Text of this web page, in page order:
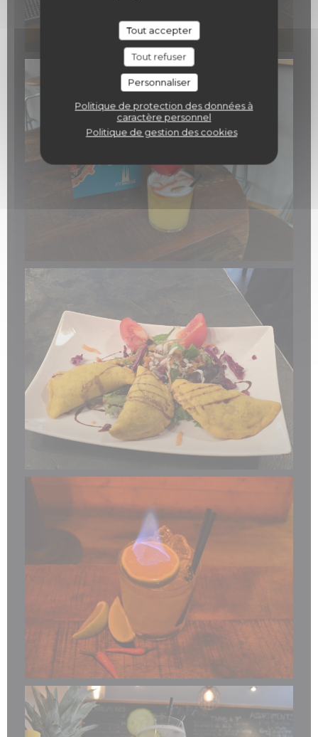
Tout accepter
Tout refuser
Personnaliser
Politique de protection des données à
caractère personnel
Politique de gestion des cookies